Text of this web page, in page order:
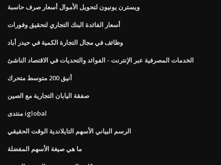
ويسترن يونيون لتحويل الأموال أسعار صرف حاسبة
أسعار الفائدة البنك التجاري لتحقيق وفورات
وظائف في مجال التجارة الكمية في حيدر أباد
الخدمات المصرفية عبر الإنترنت - الفوائد والتحديات في الاقتصاد الناشئ
أنيق 200 متوسط ​​متحرك
صفقة اليابان التجارية مع الصين
منتدى iglobal
الرسم البياني الأسهم التايلاندية الوقت الحقيقي
ما هي صيغة الأسهم المفضلة